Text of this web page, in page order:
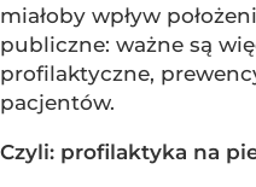
miałoby wpływ
publiczne: ważne są
profilaktyczne,
pacjentów.
Czyli: profilaktyka na